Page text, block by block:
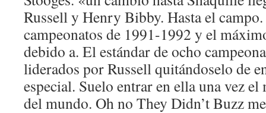
Russell y Henry Bibby. Hasta el
campeonatos de 1991-1992 y el
debido a. El estándar de ocho
liderados por Russell quitándoselo de
especial. Suelo entrar en ella una vez
del mundo. Oh no They Didn’t Buzz